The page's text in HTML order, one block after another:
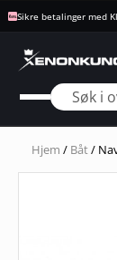
Sikre betalinger med
Hjem / Båt/